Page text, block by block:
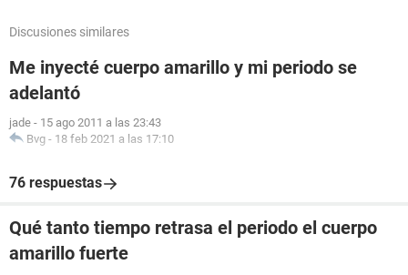
Discusiones similares
Me inyecté cuerpo amarillo y mi periodo se
adelantó
jade - 15 ago 2011 a las 23:43
Bvg - 18 feb 2021 a las 17:10
76 respuestas
Qué tanto tiempo retrasa el periodo el cuerpo
amarillo fuerte